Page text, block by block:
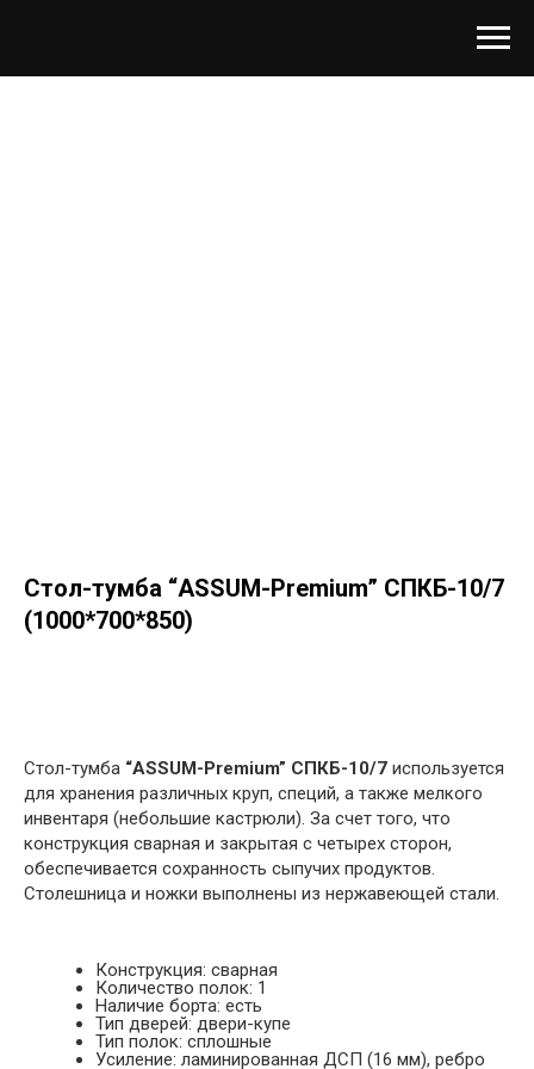
Стол-тумба “ASSUM-Premium” СПКБ-10/7
(1000*700*850)
Стол-тумба “ASSUM-Premium” СПКБ-10/7 используется
для хранения различных круп, специй, а также мелкого
инвентаря (небольшие кастрюли). За счет того, что
конструкция сварная и закрытая с четырех сторон,
обеспечивается сохранность сыпучих продуктов.
Столешница и ножки выполнены из нержавеющей стали.
Конструкция: сварная
Количество полок: 1
Наличие борта: есть
Тип дверей: двери-купе
Тип полок: сплошные
Усиление: ламинированная ДСП (16 мм), ребро